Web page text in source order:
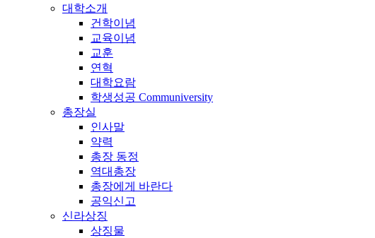
대학소개
건학이념
교육이념
교훈
연혁
대학요람
학생성공 Communiversity
총장실
인사말
약력
총장 동정
역대총장
총장에게 바란다
공익신고
신라상징
상징물